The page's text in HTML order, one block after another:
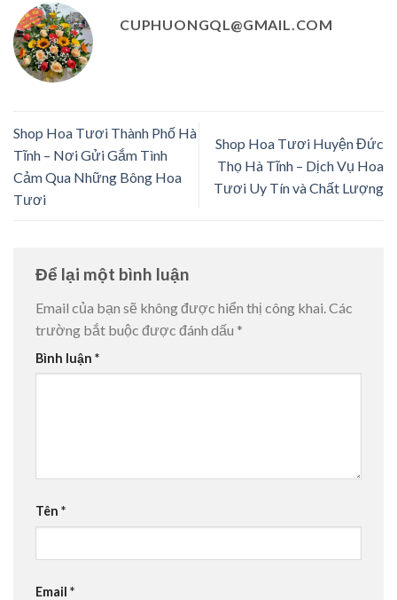
CUPHUONGQL@GMAIL.COM
Shop Hoa Tươi Thành Phố Hà
Tĩnh – Nơi Gửi Gắm Tình
Cảm Qua Những Bông Hoa
Tươi
Shop Hoa Tươi Huyện Đức
Thọ Hà Tĩnh – Dịch Vụ Hoa
Tươi Uy Tín và Chất Lượng
Để lại một bình luận
Email của bạn sẽ không được hiển thị công khai. Các
trường bắt buộc được đánh dấu *
Bình luận *
Tên *
Email *